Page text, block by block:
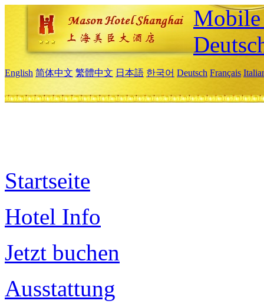
English 简体中文 繁體中文 日本語 한국어 Deutsch Français
Startseite
Hotel Info
Jetzt buchen
Ausstattung